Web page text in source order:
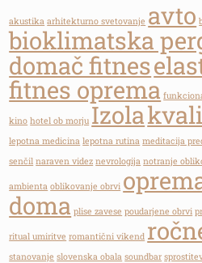
akustika arhitekturno svetovanje avto
bioklimatska
domač fitnes
fitnes oprema
kino hotel ob morju Izola
lepotna medicina lepotna rutina meditacija
senčil naraven videz nevrologija notranje
ambienta oblikovanje obrvi
doma plise zavese poudarjene obrvi
ritual umiritve romantični vikend
stanovanje slovenska obala soundbar